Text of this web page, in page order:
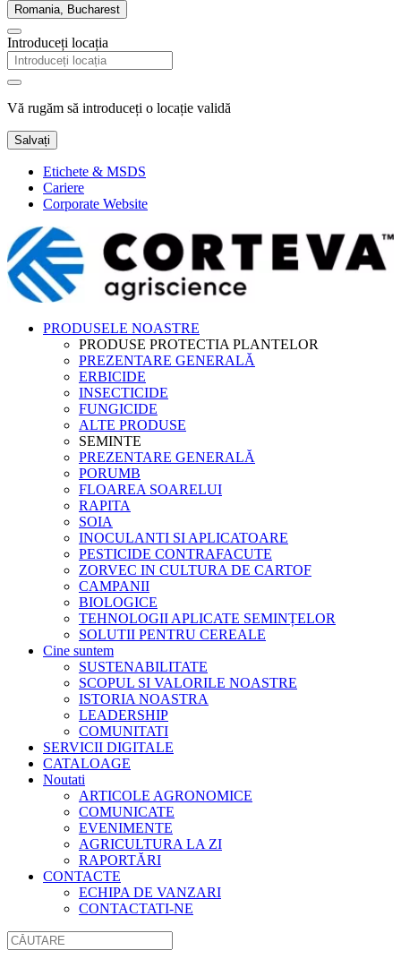
Romania, Bucharest
Introduceți locația
Vă rugăm să introduceți o locație validă
Salvați
Etichete & MSDS
Cariere
Corporate Website
PRODUSELE NOASTRE
PRODUSE PROTECTIA PLANTELOR
PREZENTARE GENERALĂ
ERBICIDE
INSECTICIDE
FUNGICIDE
ALTE PRODUSE
SEMINTE
PREZENTARE GENERALĂ
PORUMB
FLOAREA SOARELUI
RAPITA
SOIA
INOCULANTI SI APLICATOARE
PESTICIDE CONTRAFACUTE
ZORVEC IN CULTURA DE CARTOF
CAMPANII
BIOLOGICE
TEHNOLOGII APLICATE SEMINȚELOR
SOLUTII PENTRU CEREALE
Cine suntem
SUSTENABILITATE
SCOPUL SI VALORILE NOASTRE
ISTORIA NOASTRA
LEADERSHIP
COMUNITATI
SERVICII DIGITALE
CATALOAGE
Noutati
ARTICOLE AGRONOMICE
COMUNICATE
EVENIMENTE
AGRICULTURA LA ZI
RAPORTĂRI
CONTACTE
ECHIPA DE VANZARI
CONTACTATI-NE